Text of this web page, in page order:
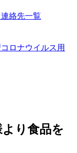
絡先一覧
ロナウイルス用
り食品を